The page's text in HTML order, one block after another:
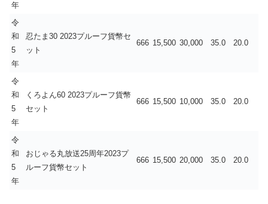
年
令
和
5
年
忍たま30 2023プルーフ貨幣セ
ット
666 15,500 30,000 35.0 20.0
令
和
5
年
くろよん60 2023プルーフ貨幣
セット
666 15,500 10,000 35.0 20.0
令
和
5
年
おじゃる丸放送25周年2023プ
ルーフ貨幣セット
666 15,500 20,000 35.0 20.0